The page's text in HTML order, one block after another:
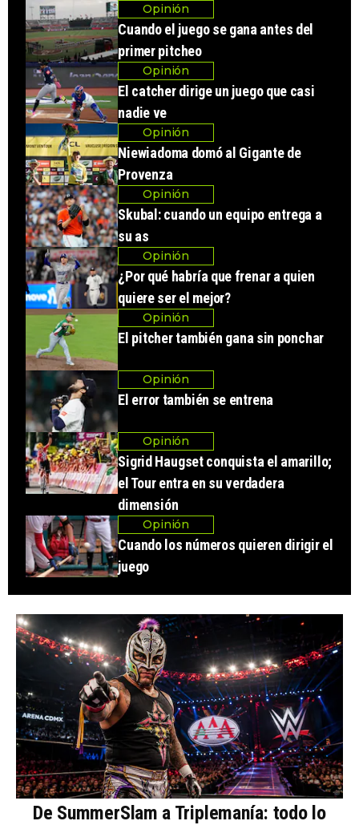
Opinión
Cuando el juego se gana antes del
primer pitcheo
Opinión
El catcher dirige un juego que casi
nadie ve
Opinión
Niewiadoma domó al Gigante de
Provenza
Opinión
Skubal: cuando un equipo entrega a
su as
Opinión
¿Por qué habría que frenar a quien
quiere ser el mejor?
Opinión
El pitcher también gana sin ponchar
Opinión
El error también se entrena
Opinión
Sigrid Haugset conquista el amarillo;
el Tour entra en su verdadera
dimensión
Opinión
Cuando los números quieren dirigir el
juego
De SummerSlam a Triplemanía: todo lo